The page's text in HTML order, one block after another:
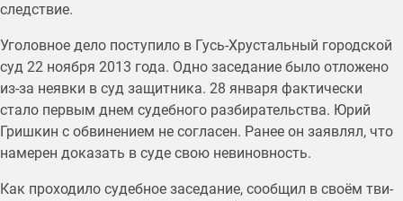
следствие.
Уголовное дело поступило в Гусь-Хрустальный городской
суд 22 ноября 2013 года. Одно заседание было отложено
из-за неявки в суд защитника. 28 января фактически
стало первым днем судебного разбирательства. Юрий
Гришкин с обвинением не согласен. Ранее он заявлял, что
намерен доказать в суде свою невиновность.
Как проходило судебное заседание, сообщил в своём тви-